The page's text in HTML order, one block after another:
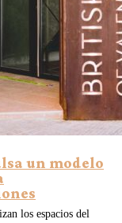
un modelo
los espacios del